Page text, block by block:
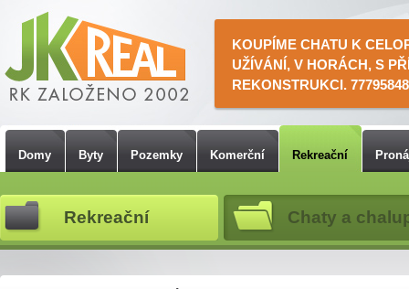
KOUPÍME CHATU K
UŽÍVÁNÍ, V HORÁCH, S
REKONSTRUKCI.
Domy Byty Pozemky Komerční Rekreační
Rekreační Chaty a